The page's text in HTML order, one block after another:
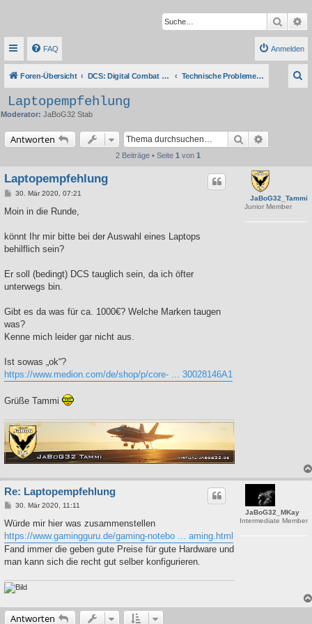
Suche
FAQ Anmelden
Foren-Übersicht DCS: Digital Combat Simulator Series Technische Probleme, Tipps & Anleitungen
Laptopempfehlung
Moderator: JaBoG32 Stab
Antworten Suche
2 Beiträge • Seite 1 von 1
JaBoG32_Tammi
Junior Member
Laptopempfehlung
B
i
a
30. Mär 2020, 07:21
Moin in die Runde,
könnt Ihr mir bitte bei der Auswahl eines Laptops
behilflich sein?
Er soll (bedingt) DCS tauglich sein, da ich öfter
unterwegs bin.
Gibt es da was für ca. 1000€? Welche Marken taugen
was?
Kenne mich leider gar nicht aus.
Ist sowas „ok“?
https://www.medion.com/de/shop/p/core- ... 30028146A1
Grüße Tammi
JaBoG32_MKay
Intermediate Member
Re: Laptopempfehlung
B
i
r
a
g
30. Mär 2020, 11:11
Würde mir hier was zusammenstellen
https://www.gamingguru.de/gaming-notebo ... aming.html
Fand immer die geben gute Preise für gute Hardware und
man kann sich die recht gut selber konfigurieren.
Antworten